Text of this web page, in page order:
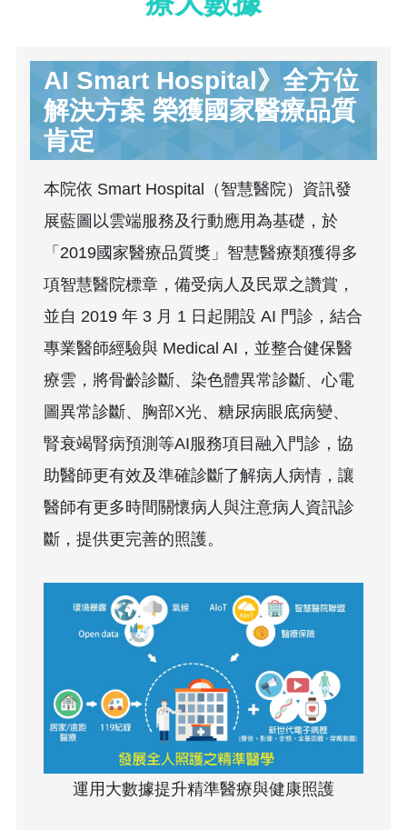
AI Smart Hospital》全方位
解決方案 榮獲國家醫療品質
肯定
本院依 Smart Hospital（智慧醫院）資訊發
展藍圖以雲端服務及行動應用為基礎，於
「2019國家醫療品質獎」智慧醫療類獲得多
項智慧醫院標章，備受病人及民眾之讚賞，
並自 2019 年 3 月 1 日起開設 AI 門診，結合
專業醫師經驗與 Medical AI，並整合健保醫
療雲，將骨齡診斷、染色體異常診斷、心電
圖異常診斷、胸部X光、糖尿病眼底病變、
腎衰竭腎病預測等AI服務項目融入門診，協
助醫師更有效及準確診斷了解病人病情，讓
醫師有更多時間關懷病人與注意病人資訊診
斷，提供更完善的照護。
運用大數據提升精準醫療與健康照護